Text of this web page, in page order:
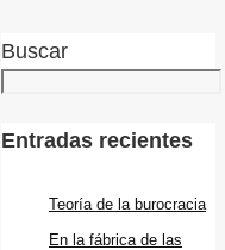
Buscar
Entradas recientes
Teoría de la burocracia
En la fábrica de las